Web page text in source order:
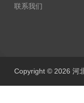
联系我们
Copyright © 2026 河